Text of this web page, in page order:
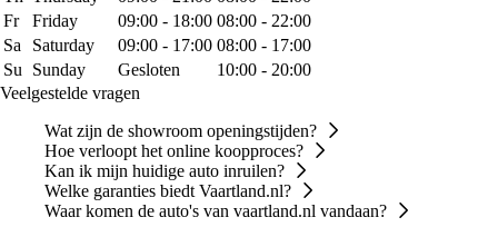
Fr
Friday 09:00 - 18:00 08:00 - 22:00
Sa
Saturday 09:00 - 17:00 08:00 - 17:00
Su
Sunday Gesloten
10:00 - 20:00
Veelgestelde vragen
Wat zijn de showroom openingstijden?
Hoe verloopt het online koopproces?
Kan ik mijn huidige auto inruilen?
Welke garanties biedt Vaartland.nl?
Waar komen de auto's van vaartland.nl vandaan?